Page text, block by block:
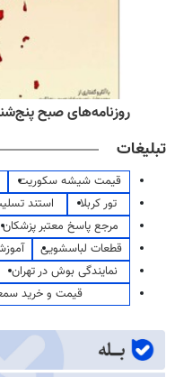
روزنامه‌های صبح پنج‌شنبه ۱۵ مرداد
تبلیغات
قیمت شیشه سکوریت
تور کربلا
استند
مرجع پاسخ معتبر پزشکان
قطعات لباسشویی
نمایندگی بوش در تهران
قیمت و خرید